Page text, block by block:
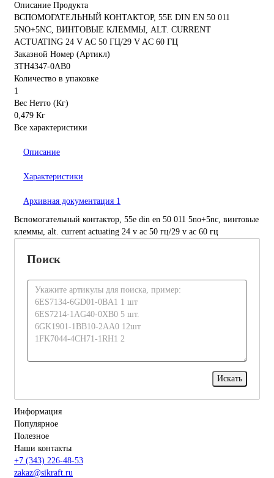
Описание Продукта
ВСПОМОГАТЕЛЬНЫЙ КОНТАКТОР, 55E DIN EN 50 011
5NO+5NC, ВИНТОВЫЕ КЛЕММЫ, ALT. CURRENT
ACTUATING 24 V AC 50 ГЦ/29 V AC 60 ГЦ
Заказной Номер (Артикл)
3TH4347-0AB0
Количество в упаковке
1
Вес Нетто (Кг)
0,479 Кг
Все характеристики
Описание
Характеристики
Архивная документация 1
Вспомогательный контактор, 55e din en 50 011 5no+5nc, винтовые
клеммы, alt. current actuating 24 v ac 50 гц/29 v ac 60 гц
Поиск
Информация
Популярное
Полезное
Наши контакты
+7 (343) 226-48-53
zakaz@sikraft.ru